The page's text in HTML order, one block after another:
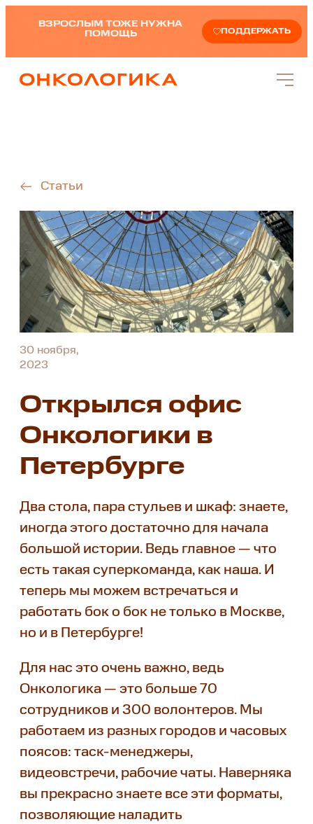
ВЗРОСЛЫМ ТОЖЕ НУЖНА
ПОМОЩЬ
ПОДДЕРЖАТЬ
Статьи
30 ноября,
2023
Открылся офис
Онкологики в
Петербурге
Два стола, пара стульев и шкаф: знаете,
иногда этого достаточно для начала
большой истории. Ведь главное — что
есть такая суперкоманда, как наша. И
теперь мы можем встречаться и
работать бок о бок не только в Москве,
но и в Петербурге!
Для нас это очень важно, ведь
Онкологика — это больше 70
сотрудников и 300 волонтеров. Мы
работаем из разных городов и часовых
поясов: таск-менеджеры,
видеовстречи, рабочие чаты. Наверняка
вы прекрасно знаете все эти форматы,
позволяющие наладить